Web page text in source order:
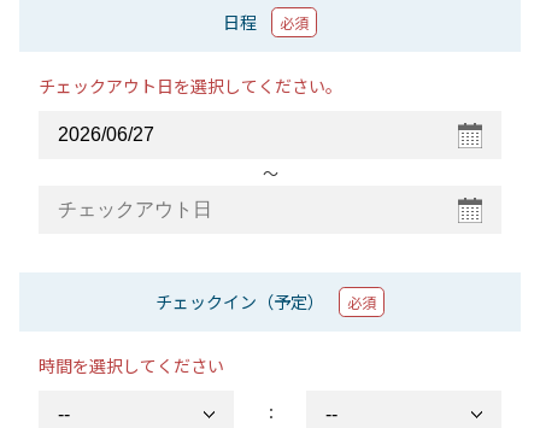
日程 必須
チェックアウト日を選択してください。
〜
チェックイン（予定） 必須
時間を選択してください
：